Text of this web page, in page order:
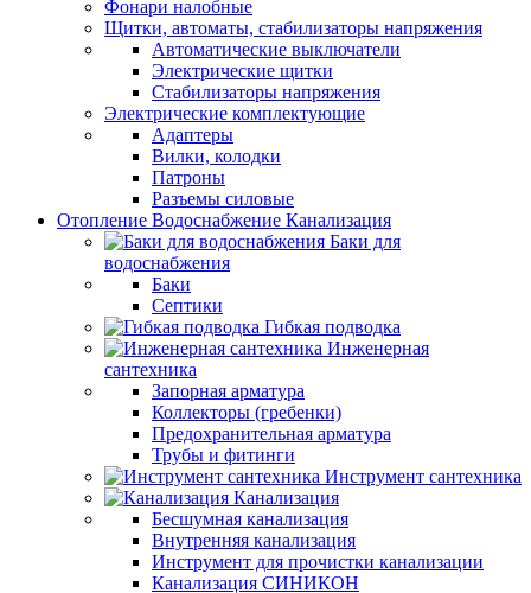
Фонари налобные
Щитки, автоматы, стабилизаторы напряжения
Автоматические выключатели
Электрические щитки
Стабилизаторы напряжения
Электрические комплектующие
Адаптеры
Вилки, колодки
Патроны
Разъемы силовые
Отопление Водоснабжение Канализация
Баки для
водоснабжения
Баки
Септики
Гибкая подводка
Инженерная
сантехника
Запорная арматура
Коллекторы (гребенки)
Предохранительная арматура
Трубы и фитинги
Инструмент сантехника
Канализация
Бесшумная канализация
Внутренняя канализация
Инструмент для прочистки канализации
Канализация СИНИКОН